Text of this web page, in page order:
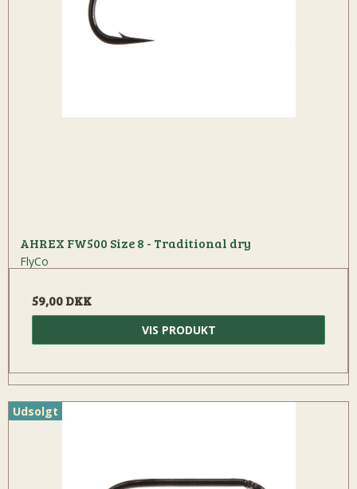
AHREX FW500 Size 8 - Traditional dry
FlyCo
59,00 DKK
VIS PRODUKT
Udsolgt